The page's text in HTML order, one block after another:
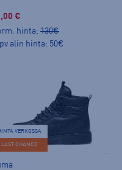
€
hinta: 130€
alin hinta: 50€
VERKOSSA
LAST CHANCE